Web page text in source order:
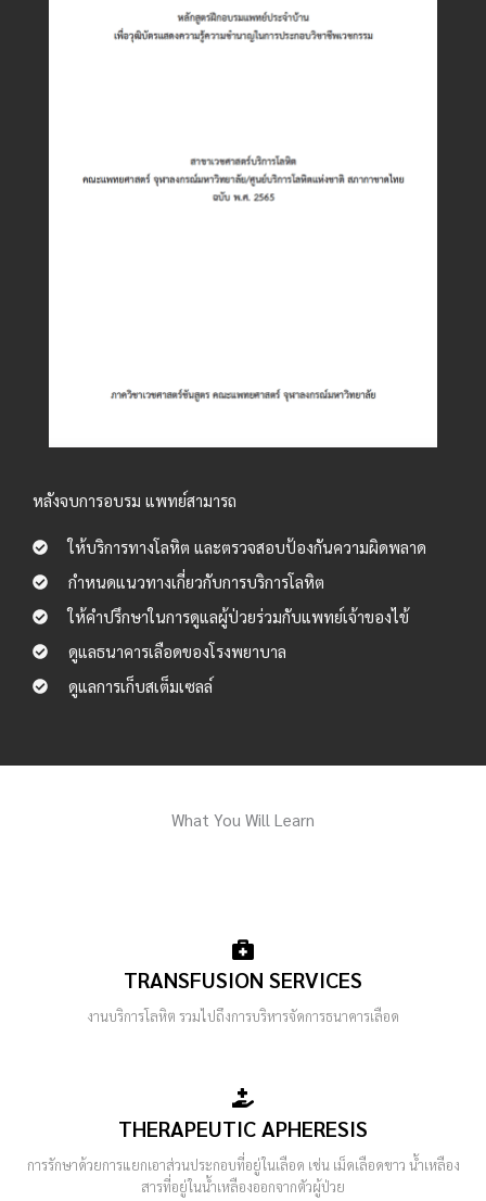
หลังจบการอบรม แพทย์สามารถ
ให้บริการทางโลหิต และตรวจสอบป้องกันความผิดพลาด
กำหนดแนวทางเกี่ยวกับการบริการโลหิต
ให้คำปรึกษาในการดูแลผู้ป่วยร่วมกับแพทย์เจ้าของไข้
ดูแลธนาคารเลือดของโรงพยาบาล
ดูแลการเก็บสเต็มเซลล์
What You Will Learn
TRANSFUSION SERVICES
งานบริการโลหิต รวมไปถึงการบริหารจัดการธนาคารเลือด
THERAPEUTIC APHERESIS
การรักษาด้วยการแยกเอาส่วนประกอบที่อยู่ในเลือด เช่น เม็ดเลือดขาว น้ำเหลือง
สารที่อยู่ในน้ำเหลืองออกจากตัวผู้ป่วย